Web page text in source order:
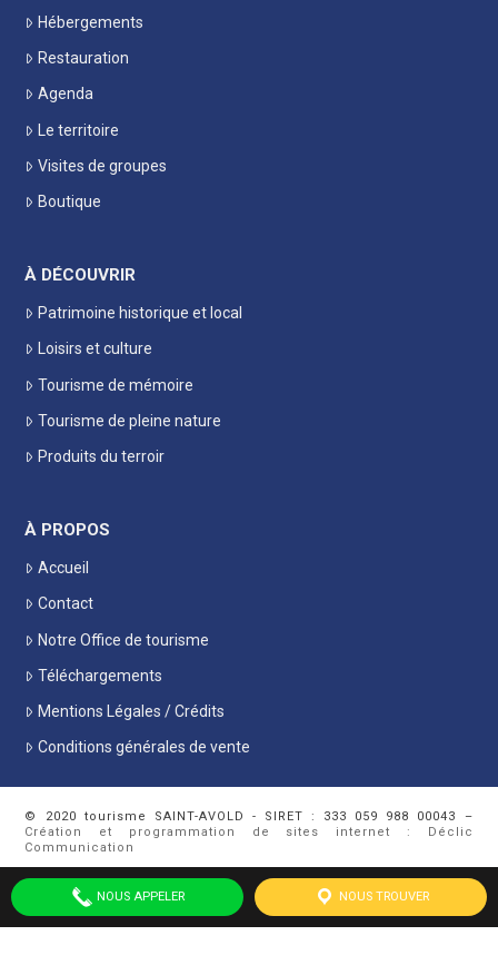
Hébergements
Restauration
Agenda
Le territoire
Visites de groupes
Boutique
À DÉCOUVRIR
Patrimoine historique et local
Loisirs et culture
Tourisme de mémoire
Tourisme de pleine nature
Produits du terroir
À PROPOS
Accueil
Contact
Notre Office de tourisme
Téléchargements
Mentions Légales / Crédits
Conditions générales de vente
© 2020 tourisme SAINT-AVOLD - SIRET : 333 059 988 00043 –
Création et programmation de sites internet : Déclic
Communication
NOUS APPELER NOUS TROUVER